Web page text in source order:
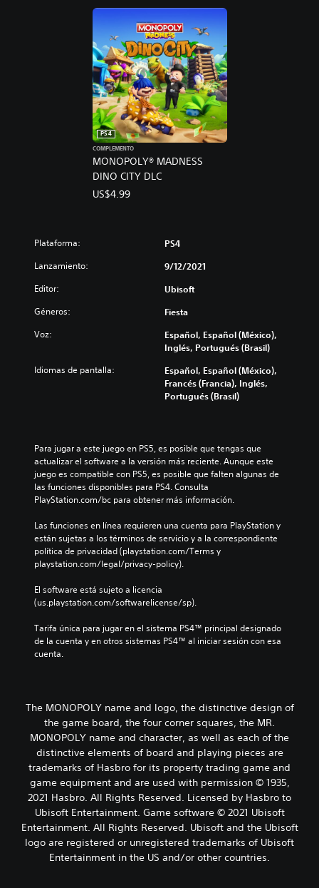
MONOPOLY® MADNESS
DINO CITY DLC
PS4
COMPLEMENTO
US$4.99
Plataforma: PS4
Lanzamiento: 9/12/2021
Editor: Ubisoft
Géneros: Fiesta
Voz:
Español, Español (México),
Inglés, Portugués (Brasil)
Idiomas de pantalla:
Español, Español (México),
Francés (Francia), Inglés,
Portugués (Brasil)
Para jugar a este juego en PS5, es posible que tengas que
actualizar el software a la versión más reciente. Aunque este
juego es compatible con PS5, es posible que falten algunas de
las funciones disponibles para PS4. Consulta
PlayStation.com/bc para obtener más información.
Las funciones en línea requieren una cuenta para PlayStation y
están sujetas a los términos de servicio y a la correspondiente
política de privacidad (playstation.com/Terms y
playstation.com/legal/privacy-policy).
El software está sujeto a licencia
(us.playstation.com/softwarelicense/sp).
Tarifa única para jugar en el sistema PS4™ principal designado
de la cuenta y en otros sistemas PS4™ al iniciar sesión con esa
cuenta.
The MONOPOLY name and logo, the distinctive design of
the game board, the four corner squares, the MR.
MONOPOLY name and character, as well as each of the
distinctive elements of board and playing pieces are
trademarks of Hasbro for its property trading game and
game equipment and are used with permission © 1935,
2021 Hasbro. All Rights Reserved. Licensed by Hasbro to
Ubisoft Entertainment. Game software © 2021 Ubisoft
Entertainment. All Rights Reserved. Ubisoft and the Ubisoft
logo are registered or unregistered trademarks of Ubisoft
Entertainment in the US and/or other countries.